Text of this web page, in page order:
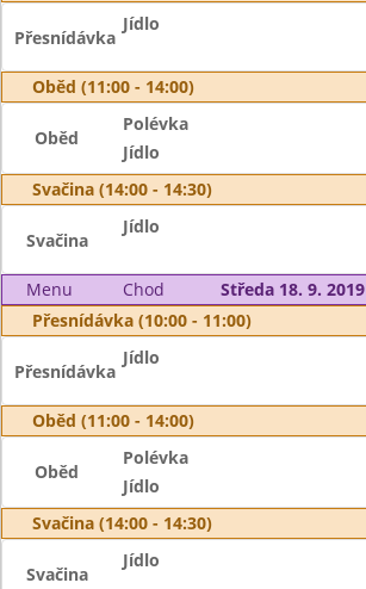
Přesnídávka
Jídlo
Oběd (11:00 - 14:00)
Oběd
Polévka
Jídlo
Svačina (14:00 - 14:30)
Svačina
Jídlo
Menu Chod
Středa 18. 9. 2019
Přesnídávka (10:00 - 11:00)
Přesnídávka
Jídlo
Oběd (11:00 - 14:00)
Oběd
Polévka
Jídlo
Svačina (14:00 - 14:30)
Svačina
Jídlo